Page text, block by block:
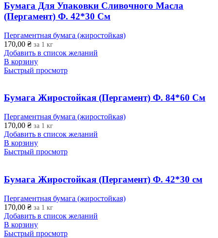
Бумага Для Упаковки Сливочного Масла
(Пергамент) Ф. 42*30 См
Пергаментная бумага (жиростойкая)
170,00 ₴ за 1 кг
Добавить в список желаний
В корзину
Быстрый просмотр
Бумага Жиростойкая (Пергамент) Ф. 84*60 См
Пергаментная бумага (жиростойкая)
170,00 ₴ за 1 кг
Добавить в список желаний
В корзину
Быстрый просмотр
Бумага Жиростойкая (Пергамент) Ф. 42*30 см
Пергаментная бумага (жиростойкая)
170,00 ₴ за 1 кг
Добавить в список желаний
В корзину
Быстрый просмотр